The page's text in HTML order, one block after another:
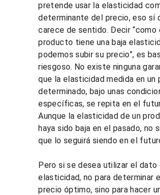
pretende usar la elasticidad
determinante del precio, eso sí
carece de sentido. Decir “como
producto tiene una baja
podemos subir su precio”, es
riesgoso. No existe ninguna
que la elasticidad medida en un
determinado, bajo unas
específicas, se repita en el
Aunque la elasticidad de un
haya sido baja en el pasado, no
que lo seguirá siendo en el
Pero si se desea utilizar el dato
elasticidad, no para determinar
precio óptimo, sino para hacer